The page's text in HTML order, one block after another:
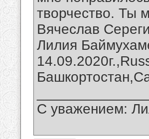
творчество. Ты
Вячеслав
Лилия
С уважением: